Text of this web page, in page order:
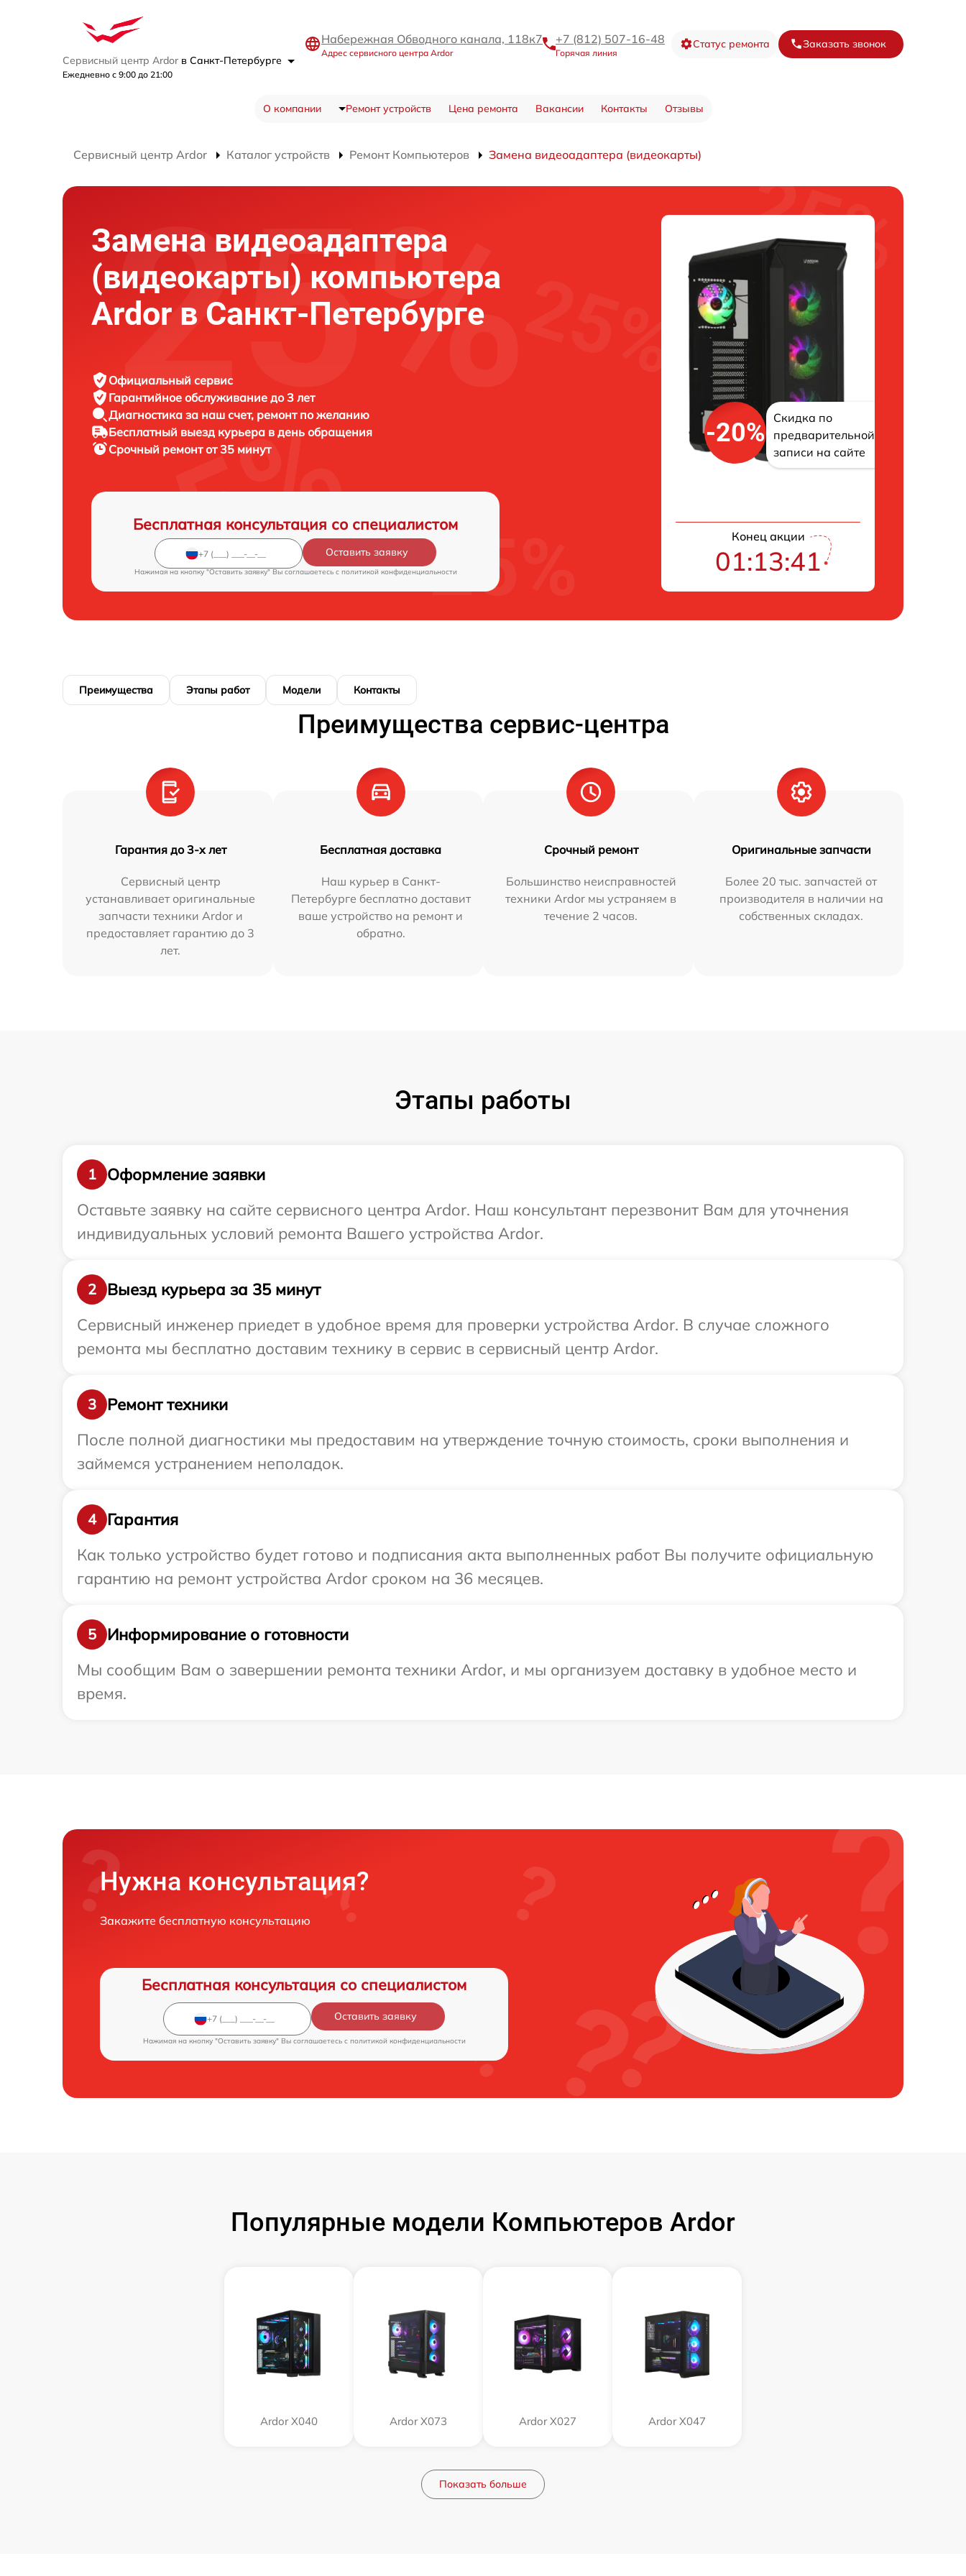
Сервисный центр Ardor в Санкт-Петербурге
Ежедневно с 9:00 до 21:00
Набережная Обводного канала, 118к7
Адрес сервисного центра Ardor
+7 (812) 507-16-48
Горячая линия
Статус ремонта Заказать звонок
О компании Ремонт устройств Цена ремонта Вакансии Контакты Отзывы
Сервисный центр Ardor Каталог устройств Ремонт Компьютеров Замена видеоадаптера (видеокарты)
Замена видеоадаптера
(видеокарты) компьютера
Ardor в Санкт-Петербурге
Официальный сервис
Гарантийное обслуживание до 3 лет
Диагностика за наш счет, ремонт по желанию
Бесплатный выезд курьера в день обращения
Срочный ремонтот 35 минут
Бесплатная консультация со специалистом
Оставить заявку
Нажимая на кнопку "Оставить заявку" Вы соглашаетесь c политикой конфиденциальности
-20%
Скидка по
предварительной
записи на сайте
Конец акции
01:13:40
Преимущества Этапы работ Модели Контакты
Преимущества сервис-центра
Гарантия до 3-х лет
Сервисный центр
устанавливает оригинальные
запчасти техники Ardor и
предоставляет гарантию до 3
лет.
Бесплатная доставка
Наш курьер в Санкт-
Петербурге бесплатно доставит
ваше устройство на ремонт и
обратно.
Срочный ремонт
Большинство неисправностей
техники Ardor мы устраняем в
течение 2 часов.
Оригинальные запчасти
Более 20 тыс. запчастей от
производителя в наличии на
собственных складах.
Этапы работы
1
Оформление заявки
Оставьте заявку на сайте сервисного центра Ardor. Наш консультант перезвонит Вам для уточнения
индивидуальных условий ремонта Вашего устройства Ardor.
2
Выезд курьера за 35 минут
Сервисный инженер приедет в удобное время для проверки устройства Ardor. В случае сложного
ремонта мы бесплатно доставим технику в сервис в сервисный центр Ardor.
3
Ремонт техники
После полной диагностики мы предоставим на утверждение точную стоимость, сроки выполнения и
займемся устранением неполадок.
4
Гарантия
Как только устройство будет готово и подписания акта выполненных работ Вы получите официальную
гарантию на ремонт устройства Ardor сроком на 36 месяцев.
5
Информирование о готовности
Мы сообщим Вам о завершении ремонта техники Ardor, и мы организуем доставку в удобное место и
время.
Нужна консультация?
Закажите бесплатную консультацию
Бесплатная консультация со специалистом
Оставить заявку
Нажимая на кнопку "Оставить заявку" Вы соглашаетесь c политикой конфиденциальности
Популярные модели Компьютеров Ardor
Ardor X040 Ardor X073 Ardor X027 Ardor X047
Показать больше